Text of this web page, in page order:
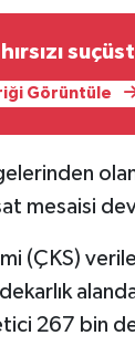
Görüntüle
mesaisi
(ÇKS)
267 bin